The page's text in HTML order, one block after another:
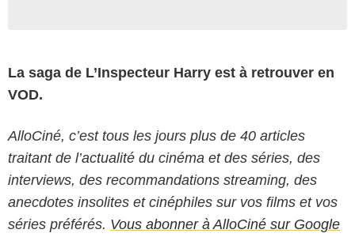
La saga de L’Inspecteur Harry est à retrouver en
VOD.
AlloCiné, c’est tous les jours plus de 40 articles
traitant de l’actualité du cinéma et des séries, des
interviews, des recommandations streaming, des
anecdotes insolites et cinéphiles sur vos films et vos
séries préférés. Vous abonner à AlloCiné sur Google